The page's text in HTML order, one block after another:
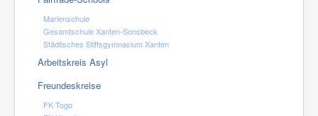
Marienschule
Gesamtschule Xanten-Sonsbeck
Städtisches Stiftsgymnasium Xanten
Arbeitskreis Asyl
Freundeskreise
FK Togo